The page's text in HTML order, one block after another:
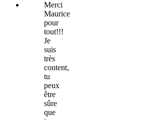
Merci
Maurice
pour
tout!!!
Je
suis
très
content,
tu
peux
être
sûre
que